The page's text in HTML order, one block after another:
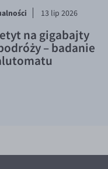
13 lip 2026
na gigabajty
– badanie